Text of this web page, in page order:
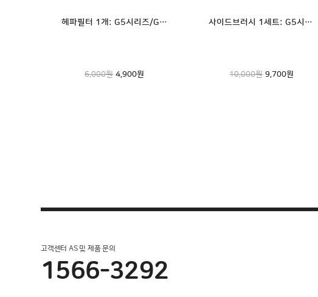
헤파필터 1개: G5시리즈/G7 전용(G5맥스 호환불가)
6,000원 4,900원
사이드브러시 1세트: G5시리즈/G7 전용(G5맥스 호환불가)
10,000원 9,700원
(10%할인)G10전용:먼지봉투 5매
22,000원 19,800원
배터리: G10 전용
90,000원 77,000원
고객센터 AS 및 제품 문의
1566-3292